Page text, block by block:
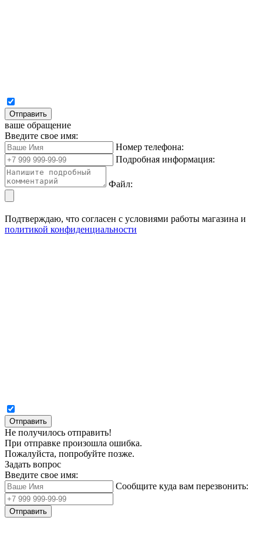
Отправить
ваше обращение
Введите свое имя:
Номер телефона:
Подробная информация:
Файл:
Подтверждаю, что согласен с условиями работы магазина и
политикой конфиденциальности
Отправить
Не получилось отправить!
При отправке произошла ошибка.
Пожалуйста, попробуйте позже.
Задать вопрос
Введите свое имя:
Сообщите куда вам перезвонить:
Отправить